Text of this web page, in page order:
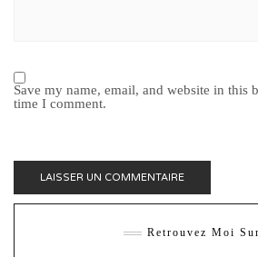
Save my name, email, and website in this
time I comment.
Retrouvez Moi Sur